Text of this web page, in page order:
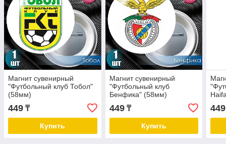
Магнит сувенирный
"Футбольный клуб Тобол"
(58мм)
449 ₸
Купить
Магнит сувенирный
"Футбольный клуб
Бенфика" (58мм)
449₸
Купить
449